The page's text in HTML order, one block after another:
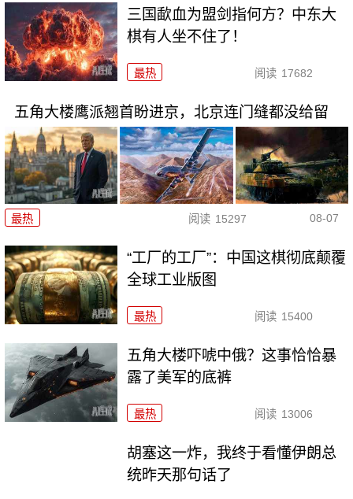
三国歃血为盟剑指何方？中东大
棋有人坐不住了！
最热 阅读 17682
五角大楼鹰派翘首盼进京，北京连门缝都没给留
最热 阅读 15297 08-07
“工厂的工厂”：中国这棋彻底颠覆
全球工业版图
最热 阅读 15400
五角大楼吓唬中俄？这事恰恰暴
露了美军的底裤
最热 阅读 13006
胡塞这一炸，我终于看懂伊朗总
统昨天那句话了